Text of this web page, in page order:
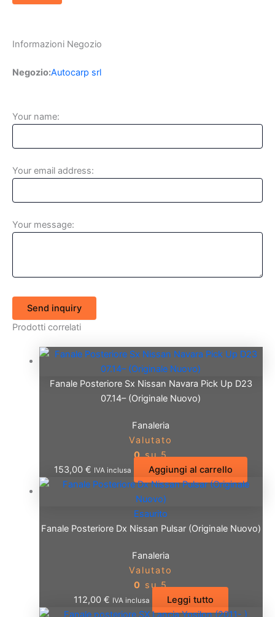
Informazioni Negozio
Negozio:Autocarp srl
Your name:
Your email address:
Your message:
Send inquiry
Prodotti correlati
Fanale Posteriore Sx Nissan Navara Pick Up D23
07.14– (Originale Nuovo)
Fanaleria
Valutato
0su 5
153,00€ IVA inclusa Aggiungi al carrello
Esaurito
Fanale Posteriore Dx Nissan Pulsar (Originale Nuovo)
Fanaleria
Valutato
0 su 5
112,00 € IVA inclusa Leggi tutto